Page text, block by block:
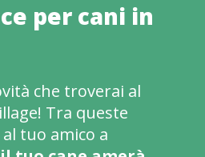
per cani in
che troverai al
Tra queste
tuo amico a